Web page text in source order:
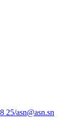
25/asn@asn.sn